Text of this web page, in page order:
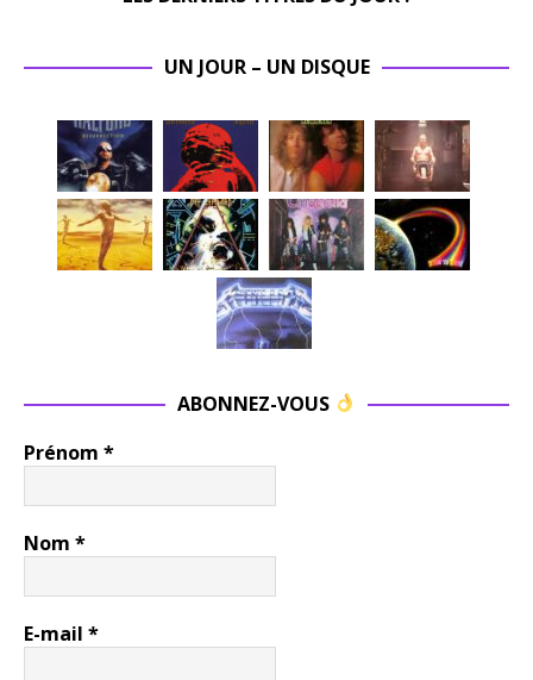
UN JOUR – UN DISQUE
ABONNEZ-VOUS
Prénom *
Nom *
E-mail *